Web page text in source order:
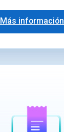
Más información